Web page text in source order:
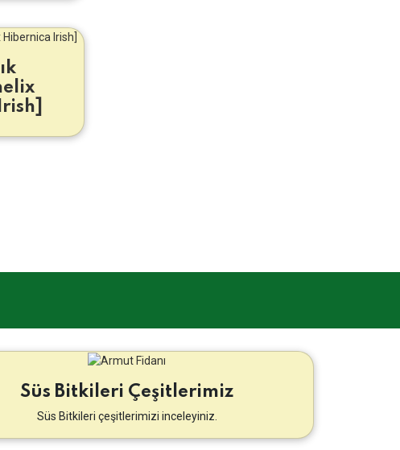
Süs Bitkileri Çeşitlerimiz
Süs Bitkileri çeşitlerimizi inceleyiniz.